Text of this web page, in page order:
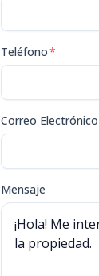
Teléfono*
Correo Electrónico
Mensaje